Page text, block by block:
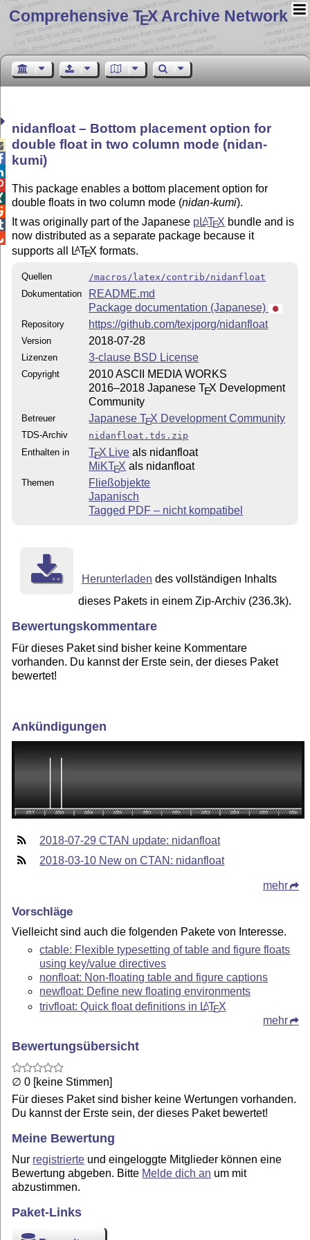
Comprehensive TEX Archive Network
nidanfloat – Bottom placement option for
double float in two column mode (nidan-
kumi)
This package enables a bottom placement option for
double floats in two column mode (nidan-kumi).
It was originally part of the Japanese pLATEX bundle and is
now distributed as a separate package because it
supports all
LATEX formats.
Quellen
/macros/latex/contrib/nidanfloat
Dokumentation
README.md
Package documentation (Japanese)
Repository https://github.com/texjporg/nidanfloat
Version 2018-07-28
Lizenzen 3-clause BSD License
Copyright
2010 ASCII MEDIA WORKS
2016–2018 JapaneseTEX Development
Community
Betreuer JapaneseTEX Development Community
TDS-Archiv
nidanfloat.tds.zip
Enthalten in
TEX Live als nidanfloat
MiKTEX als nidanfloat
Themen
Fließobjekte
Japanisch
Tagged PDF – nicht kompatibel
Herunterladen des vollständigen Inhalts
dieses Pakets in einem Zip-Archiv (236.3k).
Bewertungskommentare
Für dieses Paket sind bisher keine Kommentare
vorhanden. Du kannst der Erste sein, der dieses Paket
bewertet!
Ankündigungen
2018-07-29 CTAN update: nidanfloat
2018-03-10 New on CTAN: nidanfloat
mehr
Vorschläge
Vielleicht sind auch die folgenden Pakete von Interesse.
ctable: Flexible typesetting of table and figure floats
using key/value directives
nonfloat: Non-floating table and figure captions
newfloat: Define new floating environments
trivfloat: Quick float definitions in LATEX
mehr
Bewertungsübersicht
∅ 0 [keine Stimmen]
Für dieses Paket sind bisher keine Wertungen vorhanden.
Du kannst der Erste sein, der dieses Paket bewertet!
Meine Bewertung
Nur registrierte und eingeloggte Mitglieder können eine
Bewertung abgeben. Bitte Melde dich an um mit
abzustimmen.
Paket-Links